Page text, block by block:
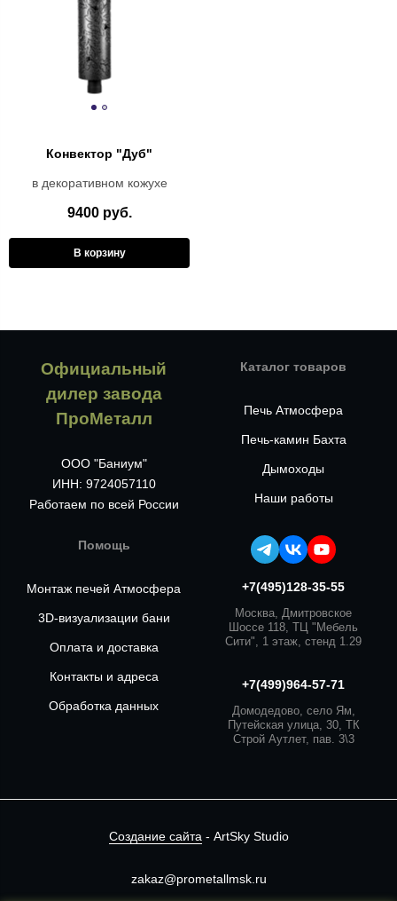
Конвектор "Дуб"
в декоративном кожухе
9400 руб.
В корзину
Официальный
дилер завода
ПроМеталл
ООО "Баниум"
ИНН: 9724057110
Работаем по всей России
Каталог товаров
Печь Атмосфера
Печь-камин Бахта
Дымоходы
Наши работы
Помощь
Монтаж печей Атмосфера
3D-визуализации бани
Оплата и доставка
Контакты и адреса
Обработка данных
+7(495)128-35-55
Москва, Дмитровское
Шоссе 118, ТЦ "Мебель
Сити", 1 этаж, стенд 1.29
+7(499)964-57-71
Домодедово, село Ям,
Путейская улица, 30, ТК
Строй Аутлет, пав. 3\3
Создание сайта - ArtSky Studio
zakaz@prometallmsk.ru